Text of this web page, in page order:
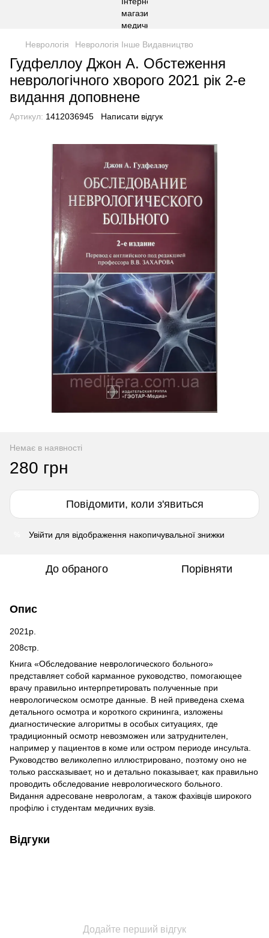
Неврологія Неврологія Інше Видавництво
Гудфеллоу Джон А. Обстеження
неврологічного хворого 2021 рік 2-е
видання доповнене
Артикул: 1412036945 Написати відгук
Немає в наявності
280 грн
Повідомити, коли з'явиться
Увійти для відображення накопичувальної знижки
До обраного Порівняти
Опис
2021р.
208стр.
Книга «Обследование неврологического больного»
представляет собой карманное руководство, помогающее
врачу правильно интерпретировать полученные при
неврологическом осмотре данные. В ней приведена схема
детального осмотра и короткого скрининга, изложены
диагностические алгоритмы в особых ситуациях, где
традиционный осмотр невозможен или затруднителен,
например у пациентов в коме или остром периоде инсульта.
Руководство великолепно иллюстрировано, поэтому оно не
только рассказывает, но и детально показывает, как правильно
проводить обследование неврологического больного.
Видання адресоване неврологам, а також фахівців широкого
профілю і студентам медичних вузів.
Відгуки
Додайте перший відгук